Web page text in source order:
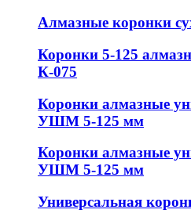
Алмазные коронки
Коронки 5-125
К-075
Коронки алмазные
УШМ 5-125 мм
Коронки алмазные
УШМ 5-125 мм
Универсальная